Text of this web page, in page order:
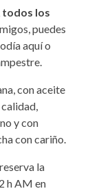
todos los
puedes
aquí o
con aceite
y con
con cariño.
la
h AM en